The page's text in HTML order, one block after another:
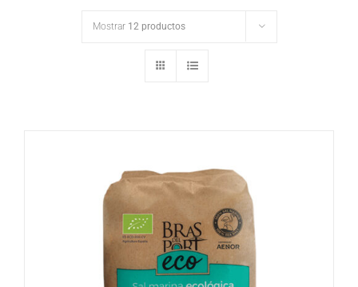
Mostrar 12 productos